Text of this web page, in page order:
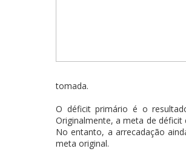
tomada.
O déficit primário é o
Originalmente, a meta de déficit
No entanto, a arrecadação
meta original.